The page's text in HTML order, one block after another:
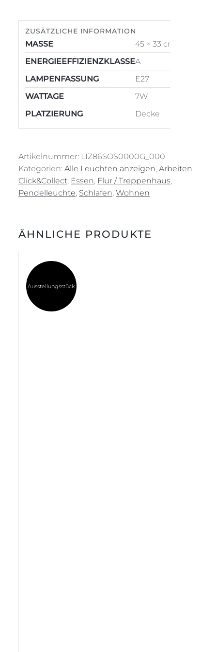
ZUSÄTZLICHE INFORMATION
MASSE
45 × 33 cm
ENERGIEEFFIZIENZKLASSEA
LAMPENFASSUNG
E27
WATTAGE
7W
PLATZIERUNG
Decke
Artikelnummer: LIZ86SOS0000G_000
Kategorien: Alle Leuchten anzeigen, Arbeiten,
Click&Collect, Essen, Flur / Treppenhaus,
Pendelleuchte, Schlafen, Wohnen
ÄHNLICHE PRODUKTE
Ausstellungsstück